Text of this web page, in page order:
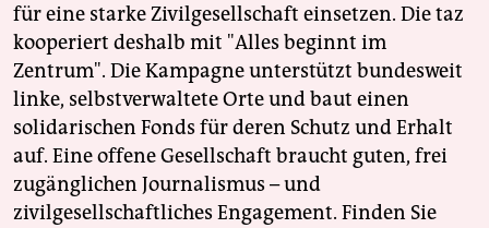
für eine starke Zivilgesellschaft einsetzen. Die taz
kooperiert deshalb mit "Alles beginnt im
Zentrum". Die Kampagne unterstützt bundesweit
linke, selbstverwaltete Orte und baut einen
solidarischen Fonds für deren Schutz und Erhalt
auf. Eine offene Gesellschaft braucht guten, frei
zugänglichen Journalismus – und
zivilgesellschaftliches Engagement. Finden Sie